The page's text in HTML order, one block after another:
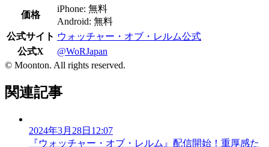
価格
iPhone: 無料
Android: 無料
公式サイト ウォッチャー・オブ・レルム公式
公式X
@WoRJapan
© Moonton. All rights reserved.
関連記事
2024年3月28日12:07
『ウォッチャー・オブ・レルム』配信開始！重厚感た